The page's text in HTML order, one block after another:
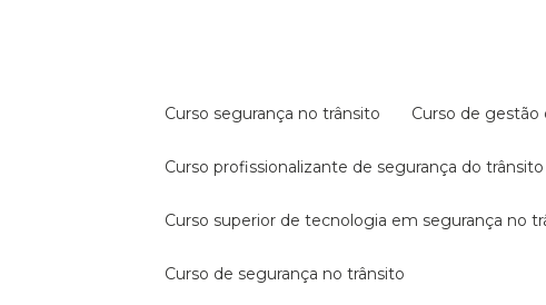
curso segurança no trânsito curso de
curso profissionalizante de segurança do trânsito
curso superior de tecnologia em segurança no
curso de segurança no trânsito